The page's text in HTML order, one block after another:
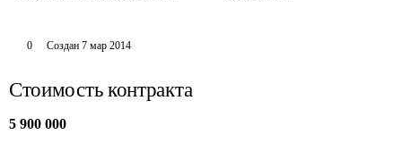
0 Создан 7 мар 2014
Стоимость контракта
5 900 000